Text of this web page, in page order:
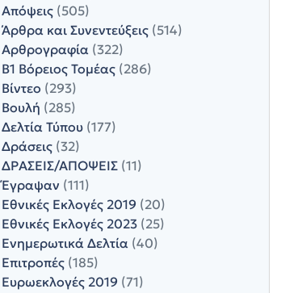
Απόψεις(505)
Άρθρα και Συνεντεύξεις(514)
Αρθρογραφία(322)
Β1 Βόρειος Τομέας(286)
Βίντεο (293)
Βουλή (285)
Δελτία Τύπου(177)
Δράσεις(32)
ΔΡΑΣΕΙΣ/ΑΠΟΨΕΙΣ(11)
Έγραψαν (111)
Εθνικές Εκλογές 2019 (20)
Εθνικές Εκλογές 2023(25)
Ενημερωτικά Δελτία(40)
Επιτροπές(185)
Ευρωεκλογές 2019 (71)